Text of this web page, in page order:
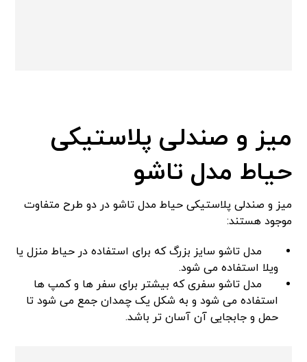
میز و صندلی پلاستیکی
حیاط مدل تاشو
میز و صندلی پلاستیکی حیاط مدل تاشو در دو طرح متفاوت
موجود هستند:
مدل تاشو سایز بزرگ که برای استفاده در حیاط منزل یا
ویلا استفاده می شود.
مدل تاشو سفری که بیشتر برای سفر ها و کمپ ها
استفاده می شود و به شکل یک چمدان جمع می شود تا
حمل و جابجایی آن آسان تر باشد.